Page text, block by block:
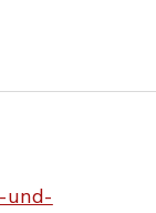
und-